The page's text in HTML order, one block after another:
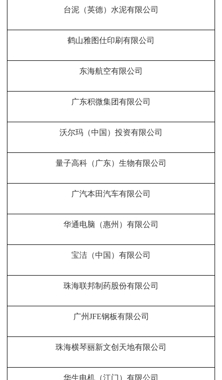
台泥（英德）水泥有限公司
鹤山雅图仕印刷有限公司
东海航空有限公司
广东积微集团有限公司
沃尔玛（中国）投资有限公司
量子高科（广东）生物有限公司
广汽本田汽车有限公司
华通电脑（惠州）有限公司
宝洁（中国）有限公司
珠海联邦制药股份有限公司
广州JFE钢板有限公司
珠海横琴丽新文创天地有限公司
华生电机（江门）有限公司